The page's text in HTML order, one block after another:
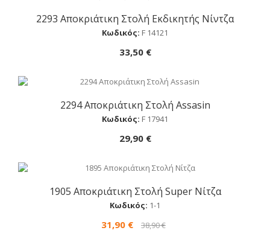
Αγορά
2293 Αποκριάτικη Στολή Εκδικητής Νίντζα
Κωδικός: F 14121
33,50 €
Αγορά
2294 Αποκριάτικη Στολή Assasin
Κωδικός: F 17941
29,90 €
Αγορά
1905 Αποκριάτικη Στολή Super Νίτζα
Κωδικός: 1-1
31,90 € 38,90 €